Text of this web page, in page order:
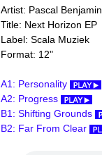
Artist: Pascal Benjamin
Title: Next Horizon EP
Label: Scala Muziek
Format: 12"
A1: Personality
A2: Progress
B1: Shifting Grounds
B2: Far From Clear